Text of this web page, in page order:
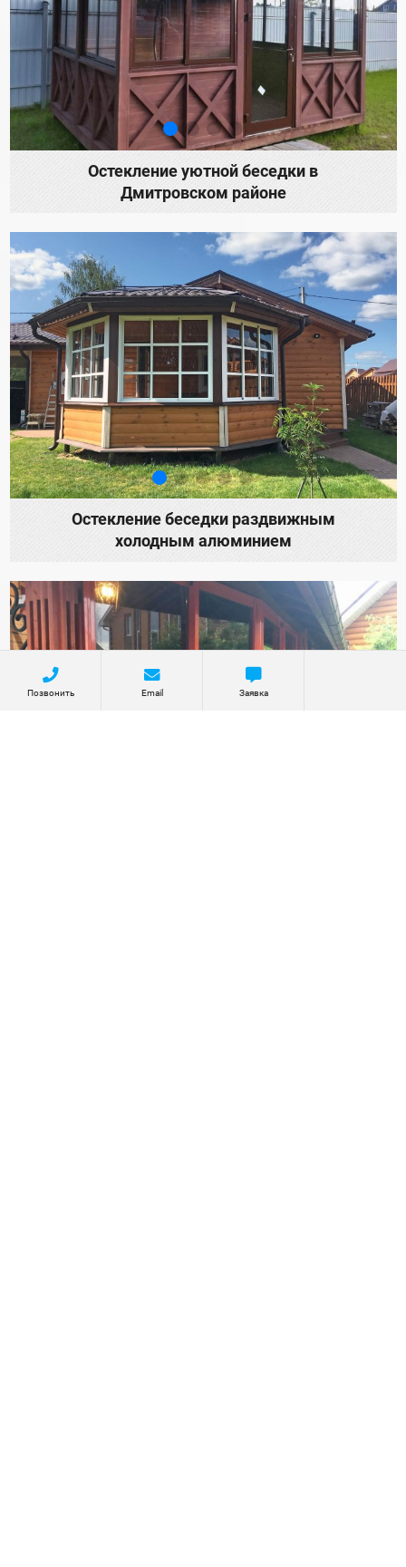
Остекление уютной беседки в
Дмитровском районе
Остекление беседки раздвижным
холодным алюминием
Позвонить Email Заявка